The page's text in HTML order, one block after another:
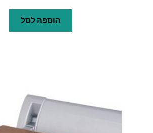
הוספה לסל